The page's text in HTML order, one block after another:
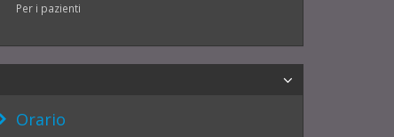
Per i pazienti
Orario